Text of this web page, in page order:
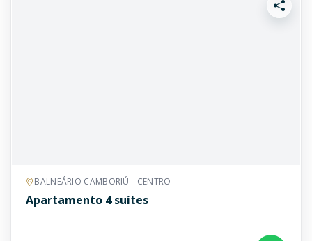
BALNEÁRIO CAMBORIÚ - CENTRO
Apartamento 4 suítes